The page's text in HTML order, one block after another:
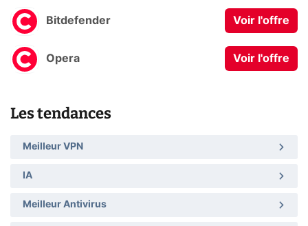
Bitdefender Voir l'offre
Opera Voir l'offre
Les tendances
Meilleur VPN
IA
Meilleur Antivirus